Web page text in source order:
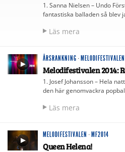
1. Sanna Nielsen – Undo
fantastiska balladen så blev
Läs mera
ÅRSRANKNING · MELODIFESTIVALEN
Melodifestivalen 2014:
1. Josef Johansson – Hela
den här genomvackra
Läs mera
MELODIFESTIVALEN · MF2014
Queen Helena!